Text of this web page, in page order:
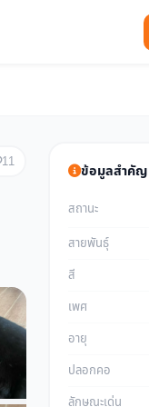
11 ข้อมูลสำคัญ
สถานะ
สายพันธุ์
สี
เพศ
อายุ
ปลอกคอ
ลักษณะเด่น